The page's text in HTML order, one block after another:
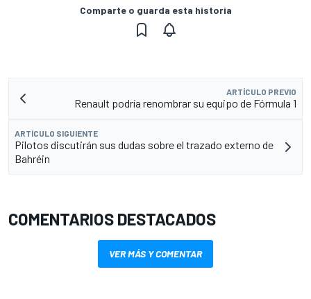
Comparte o guarda esta historia
ARTÍCULO PREVIO
Renault podría renombrar su equipo de Fórmula 1
ARTÍCULO SIGUIENTE
Pilotos discutirán sus dudas sobre el trazado externo de
Bahréin
COMENTARIOS DESTACADOS
VER MÁS Y COMENTAR